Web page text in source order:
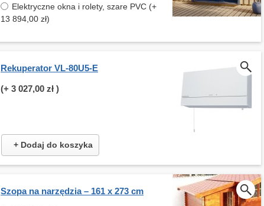
Elektryczne okna i rolety, szare PVC (+
13 894,00 zł)
Rekuperator VL-80U5-E
(+ 3 027,00 zł )
+ Dodaj do koszyka
Szopa na narzędzia – 161 x 273 cm